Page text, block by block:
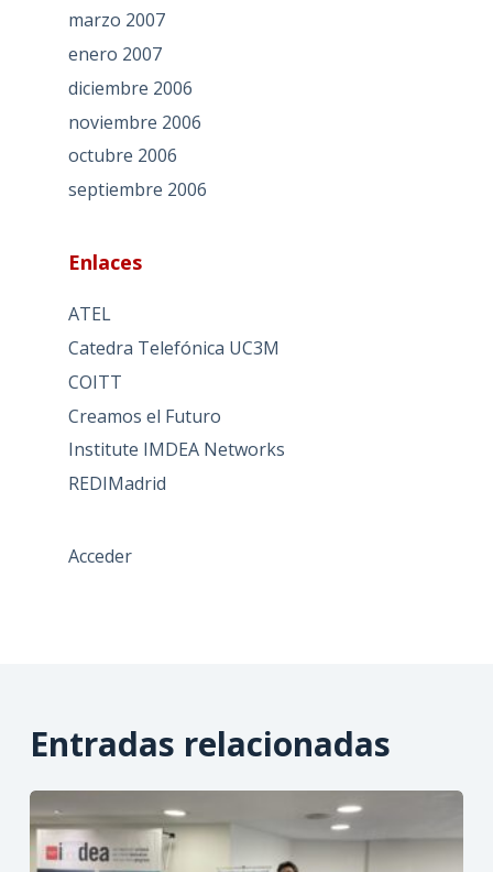
marzo 2007
enero 2007
diciembre 2006
noviembre 2006
octubre 2006
septiembre 2006
Enlaces
ATEL
Catedra Telefónica UC3M
COITT
Creamos el Futuro
Institute IMDEA Networks
REDIMadrid
Acceder
Entradas relacionadas